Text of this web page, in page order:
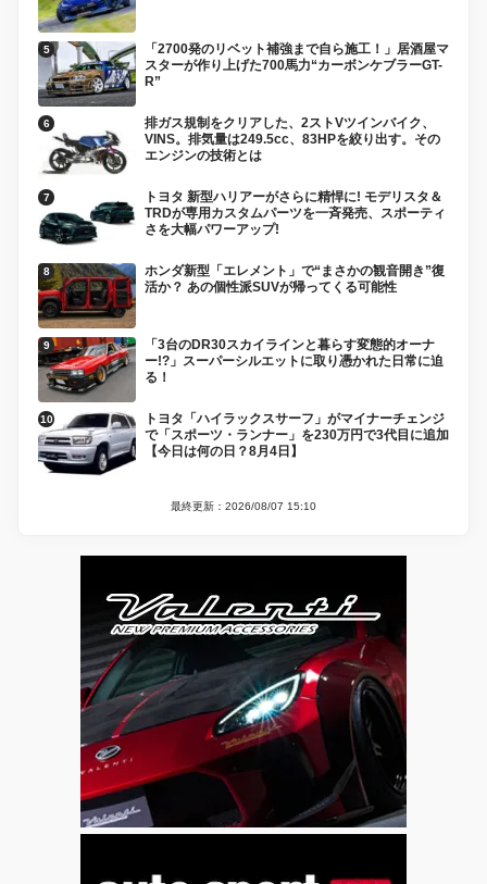
「2700発のリベット補強まで自ら施工！」居酒屋マ
スターが作り上げた700馬力“カーボンケブラーGT-
R”
排ガス規制をクリアした、2ストVツインバイク、
VINS。排気量は249.5cc、83HPを絞り出す。その
エンジンの技術とは
トヨタ 新型ハリアーがさらに精悍に! モデリスタ＆
TRDが専用カスタムパーツを一斉発売、スポーティ
さを大幅パワーアップ!
ホンダ新型「エレメント」で“まさかの観音開き”復
活か？ あの個性派SUVが帰ってくる可能性
「3台のDR30スカイラインと暮らす変態的オーナ
ー!?」スーパーシルエットに取り憑かれた日常に迫
る！
トヨタ「ハイラックスサーフ」がマイナーチェンジ
で「スポーツ・ランナー」を230万円で3代目に追加
【今日は何の日？8月4日】
最終更新：2026/08/07 15:10